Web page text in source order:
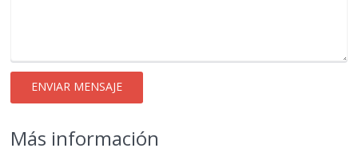
Más información